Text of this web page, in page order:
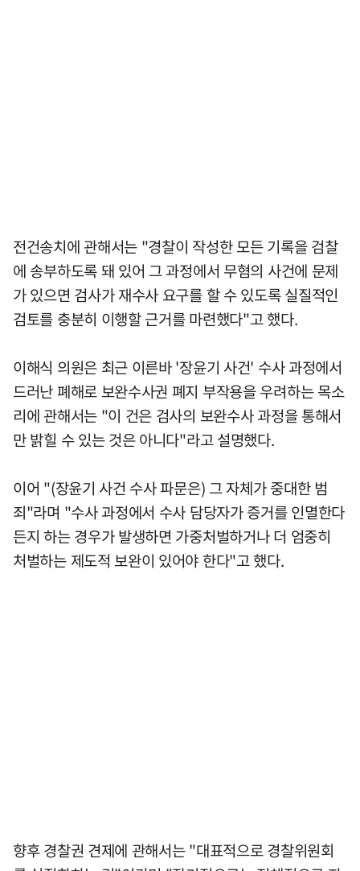
전건송치에 관해서는 "경찰이 작성한 모든 기록을 검찰
에 송부하도록 돼 있어 그 과정에서 무혐의 사건에 문제
가 있으면 검사가 재수사 요구를 할 수 있도록 실질적인
검토를 충분히 이행할 근거를 마련했다"고 했다.
이해식 의원은 최근 이른바 '장윤기 사건' 수사 과정에서
드러난 폐해로 보완수사권 폐지 부작용을 우려하는 목소
리에 관해서는 "이 건은 검사의 보완수사 과정을 통해서
만 밝힐 수 있는 것은 아니다"라고 설명했다.
이어 "(장윤기 사건 수사 파문은) 그 자체가 중대한 범
죄"라며 "수사 과정에서 수사 담당자가 증거를 인멸한다
든지 하는 경우가 발생하면 가중처벌하거나 더 엄중히
처벌하는 제도적 보완이 있어야 한다"고 했다.
향후 경찰권 견제에 관해서는 "대표적으로 경찰위원회